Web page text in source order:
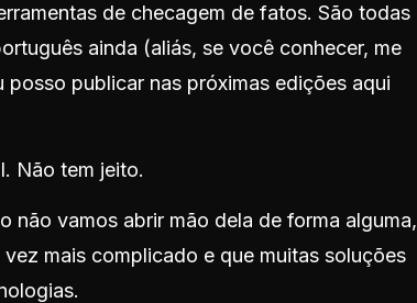
de checagem de fatos. São todas
ainda (aliás, se você conhecer, me
posso publicar nas próximas edições aqui
Não tem jeito.
não vamos abrir mão dela de forma alguma,
mais complicado e que muitas soluções